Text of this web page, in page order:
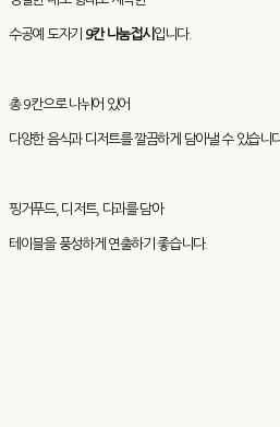
수공예 도자기 9칸 나눔접시 입니다.
총 9칸으로 나뉘어 있어
다양한 음식과 디저트를 깔끔하게 담아낼 수 있습니
핑거푸드, 디저트, 다과를 담아
테이블을 풍성하게 연출하기 좋습니다.